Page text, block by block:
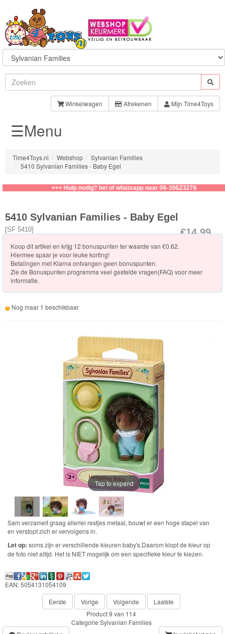
Winkelwagen Afrekenen Mijn Time4Toys
Sylvanian
Families
Families
Baby
Kapsalon
School/Kinderopvang
Vakantie
Winkels
Dokter/Tandarts
Meubels
Voertuigen
Seizoenen/Specials
Verrassinszakjes
en
Inrichting
Town
Series
Aquabeads
Born
☰Menu
Time4Toys.nl Webshop
Sylvanian Families
5410 Sylvanian Families - Baby Egel
+++ Hulp nodig? bel of whatsapp naar 06-39623276
€14.99
5410 Sylvanian Families - Baby Egel
[SF 5410]
Koop dit artikel en krijg 12 bonuspunten ter waarde van €0.62.
Hiermee spaar je voor leuke korting!
Betalingen met Klarna ontvangen geen bonuspunten.
Zie de Bonuspunten programma veel gestelde vragen(FAQ) voor meer
informatie.
Nog maar 1 beschikbaar
Tap to expand
Sam verzamelt graag allerlei restjes metaal, bouwt er een hoge stapel van
en verstopt zich er vervolgens in.
Let op: soms zijn er verschillende kleuren baby's.Daarom klopt de kleur op
de foto niet altijd. Het is NIET mogelijk om een specifieke kleur te kiezen.
EAN: 5054131054109
Eerste
Vorige Volgende
Laatste
Product 9 van 114
Categorie Sylvanian Families